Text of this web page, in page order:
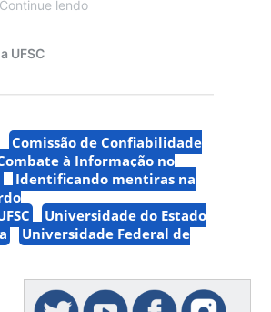
Comissão de Confiabilidade
à Informação no
Identificando mentiras na
Universidade do Estado
Universidade Federal de